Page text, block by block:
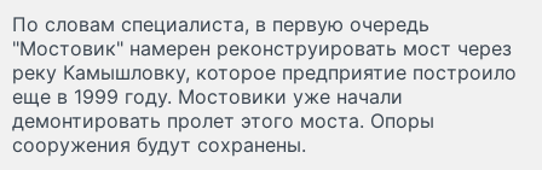
По словам специалиста, в первую очередь
"Мостовик" намерен реконструировать мост через
реку Камышловку, которое предприятие построило
еще в 1999 году. Мостовики уже начали
демонтировать пролет этого моста. Опоры
сооружения будут сохранены.